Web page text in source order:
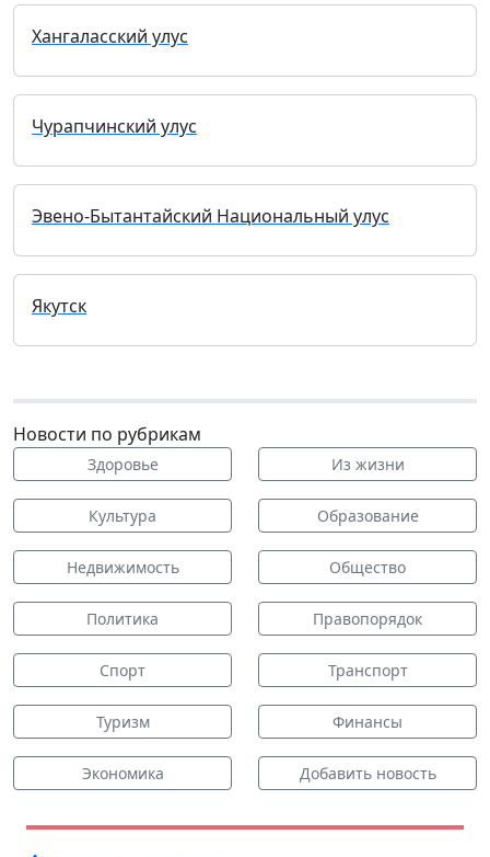
Хангаласский улус
Чурапчинский улус
Эвено-Бытантайский Национальный улус
Якутск
Новости по рубрикам
Здоровье Из жизни
Культура Образование
Недвижимость Общество
Политика Правопорядок
Спорт Транспорт
Туризм Финансы
Экономика Добавить новость